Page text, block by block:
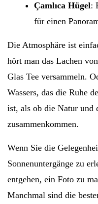
Çamlıca Hügel:
für einen
Die Atmosphäre ist
hört man das Lachen
Glas Tee versammeln.
Wassers, das die Ruhe
ist, als ob die Natur und
zusammenkommen.
Wenn Sie die
Sonnenuntergänge zu
entgehen, ein Foto zu
Manchmal sind die